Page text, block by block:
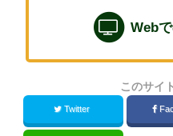
Web
このサイ
Twitter